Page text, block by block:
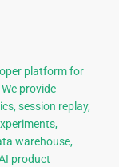
platform for
provide
session replay,
warehouse,
product